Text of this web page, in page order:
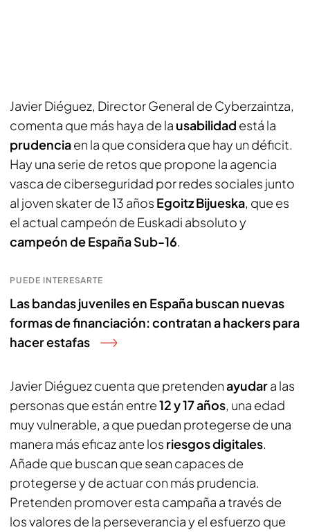
Javier Diéguez, Director General de Cyberzaintza,
comenta que más haya de la usabilidad está la
prudenciaen la que considera que hay un déficit.
Hay una serie de retos que propone la agencia
vasca de ciberseguridad por redes sociales junto
al joven skater de 13 años Egoitz Bijueska, que es
el actual campeón de Euskadi absoluto y
campeón de España Sub-16.
PUEDE INTERESARTE
Las bandas juveniles en España buscan nuevas
formas de financiación: contratan a hackers para
hacer estafas
Javier Diéguez cuenta que pretendenayudara las
personas que están entre12 y 17 años, una edad
muy vulnerable, a que puedan protegerse de una
manera más eficaz ante los riesgos digitales.
Añade que buscan que sean capaces de
protegerse y de actuar con más prudencia.
Pretenden promover esta campaña a través de
los valores de la perseverancia y el esfuerzo que